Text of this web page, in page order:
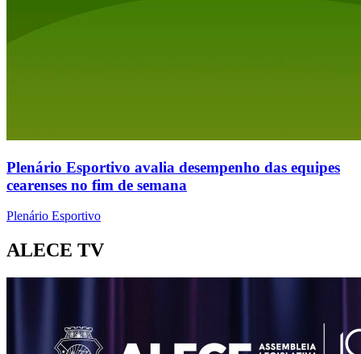
Plenário Esportivo avalia desempenho das equipes
cearenses no fim de semana
Plenário Esportivo
ALECE TV